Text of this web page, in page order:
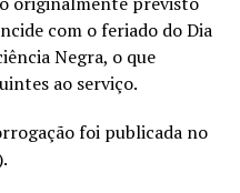
com o feriado do Dia
Negra, o que
ao serviço.
foi publicada no